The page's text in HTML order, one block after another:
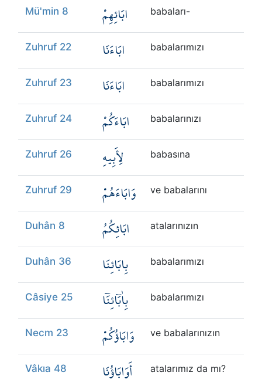
Mü'min 8 ابَائِهِمْ babaları-
Zuhruf 22 ابَاءَنَا babalarımızı
Zuhruf 23 ابَاءَنَا babalarımızı
Zuhruf 24 ابَاءَكُمْ babalarınızı
Zuhruf 26 لِأَبِيهِ babasına
Zuhruf 29 وَابَاءَهُمْ ve babalarını
Duhân 8 ابَائِكُمُ atalarınızın
Duhân 36 بِابَائِنَا babalarımızı
Câsiye 25 بِاٰبَٓائِنَٓا babalarımızı
Necm 23 وَابَاؤُكُمْ ve babalarınızın
Vâkıa 48 أَوَابَاؤُنَا atalarımız da mı?